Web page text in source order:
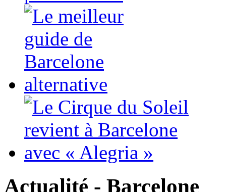
Actualité - Barcelone